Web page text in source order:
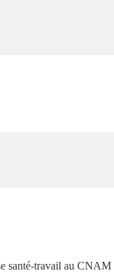
santé-travail au CNAM